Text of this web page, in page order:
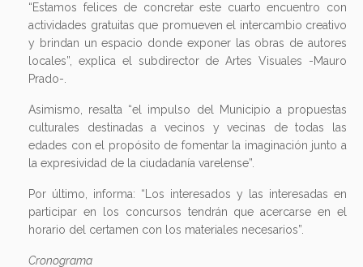
“Estamos felices de concretar este cuarto encuentro con
actividades gratuitas que promueven el intercambio creativo
y brindan un espacio donde exponer las obras de autores
locales”, explica el subdirector de Artes Visuales -Mauro
Prado-.
Asimismo, resalta “el impulso del Municipio a propuestas
culturales destinadas a vecinos y vecinas de todas las
edades con el propósito de fomentar la imaginación junto a
la expresividad de la ciudadanía varelense”.
Por último, informa: “Los interesados y las interesadas en
participar en los concursos tendrán que acercarse en el
horario del certamen con los materiales necesarios”.
Cronograma